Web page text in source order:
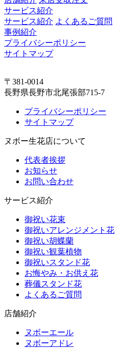
サービス紹介
サービス紹介 よくあるご質問
事例紹介
プライバシーポリシー
サイトマップ
〒381-0014
長野県長野市北尾張部715-7
プライバシーポリシー
サイトマップ
ヌボー生花店について
代表者挨拶
お知らせ
お問い合わせ
サービス紹介
御祝い花束
御祝いアレンジメント花
御祝い胡蝶蘭
御祝い観葉植物
御祝いスタンド花
お悔やみ・お供え花
葬儀スタンド花
よくあるご質問
店舗紹介
ヌボーエール
ヌボーアドレ